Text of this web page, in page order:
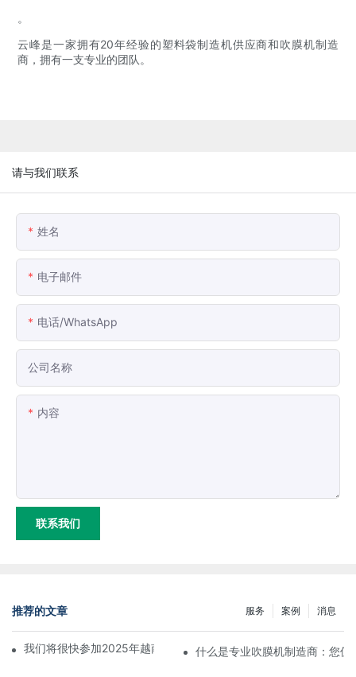
。
云峰是一家拥有20年经验的塑料袋制造机供应商和吹膜机制造
商，拥有一支专业的团队。
请与我们联系
姓名
电子邮件
电话/WhatsApp
公司名称
内容
联系我们
推荐的文章 消息
案例
服务
我们将很快参加2025年越南国际塑料橡胶工业展览会。
什么是专业吹膜机制造商：您